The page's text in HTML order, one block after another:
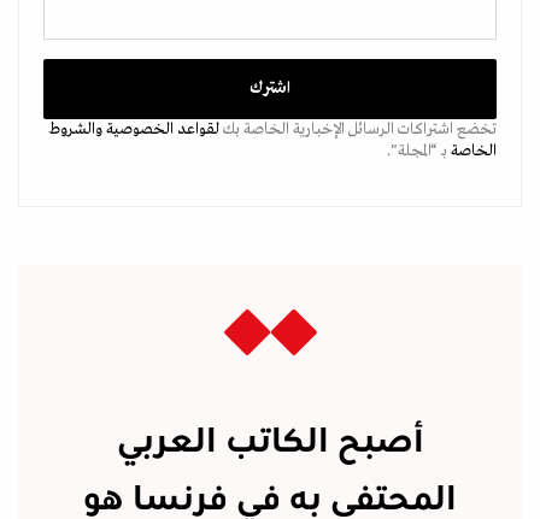
تخضع اشتراكات الرسائل الإخبارية الخاصة بكلقواعد الخصوصيةوالشروط
الخاصة بـ “المجلة".
أصبح الكاتب العربي
المحتفى به في فرنسا هو